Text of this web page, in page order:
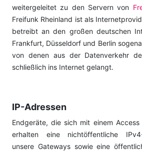
weitergeleitet zu den Servern von
Freifunk Rheinland ist als
betreibt an den großen deutschen
Frankfurt, Düsseldorf und Berlin
von denen aus der Datenverkehr
schließlich ins Internet gelangt.
IP-Adressen
Endgeräte, die sich mit einem
erhalten eine nichtöffentliche
unsere Gateways sowie eine